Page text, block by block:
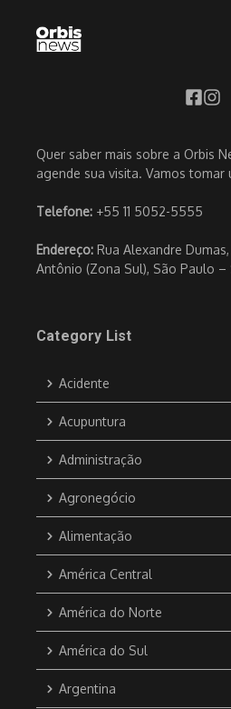
Quer saber mais sobre a Orbis
agende sua visita. Vamos tomar
Telefone: +55 11 5052-5555
Endereço: Rua Alexandre
Antônio (Zona Sul), São Paulo –
Category List
Acidente
Acupuntura
Administração
Agronegócio
Alimentação
América Central
América do Norte
América do Sul
Argentina